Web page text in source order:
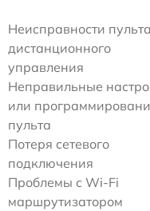
Неисправности пульта
дистанционного
управления
Неправильные
или
пульта
Потеря сетевого
подключения
Проблемы с Wi-Fi
маршрутизатором